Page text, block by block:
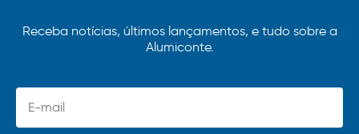
Receba notícias, últimos lançamentos, e tudo sobre a
Alumiconte.